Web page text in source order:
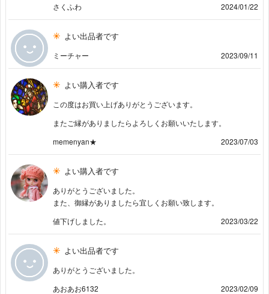
さくふわ
2024/01/22
よい出品者です
ミーチャー 2023/09/11
よい購入者です
この度はお買い上げありがとうございます。
またご縁がありましたらよろしくお願いいたします。
memenyan★
2023/07/03
よい購入者です
ありがとうございました。
また、御縁がありましたら宜しくお願い致します。
値下げしました。
2023/03/22
よい出品者です
ありがとうございました。
あおあお6132
2023/02/09